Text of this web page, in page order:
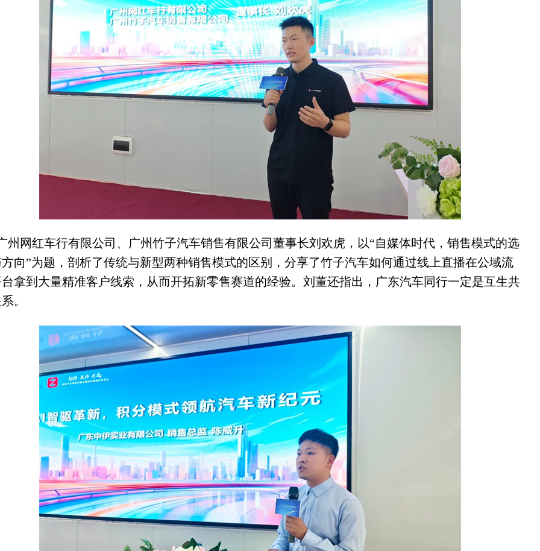
州网红车行有限公司、广州竹子汽车销售有限公司董事长刘欢虎，以“自媒体时代，销售模式的选
向”为题，剖析了传统与新型两种销售模式的区别，分享了竹子汽车如何通过线上直播在公域流
拿到大量精准客户线索，从而开拓新零售赛道的经验。刘董还指出，广东汽车同行一定是互生共
。